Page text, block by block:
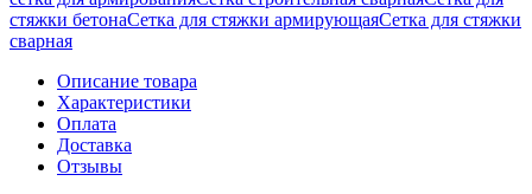
стяжки бетонаСетка для стяжки армирующаяСетка для стяжки
сварная
Описание товара
Характеристики
Оплата
Доставка
Отзывы